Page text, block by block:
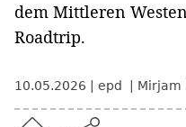
dem Mittleren
Roadtrip.
10.05.2026 epd Mirjam